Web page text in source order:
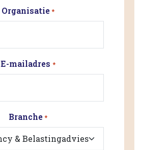
Organisatie*
E-mailadres *
Branche*